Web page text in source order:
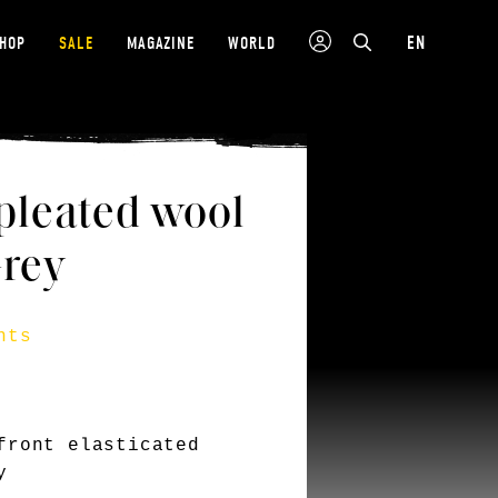
SALE MAGAZINE WORLD EN
wool
elasticated